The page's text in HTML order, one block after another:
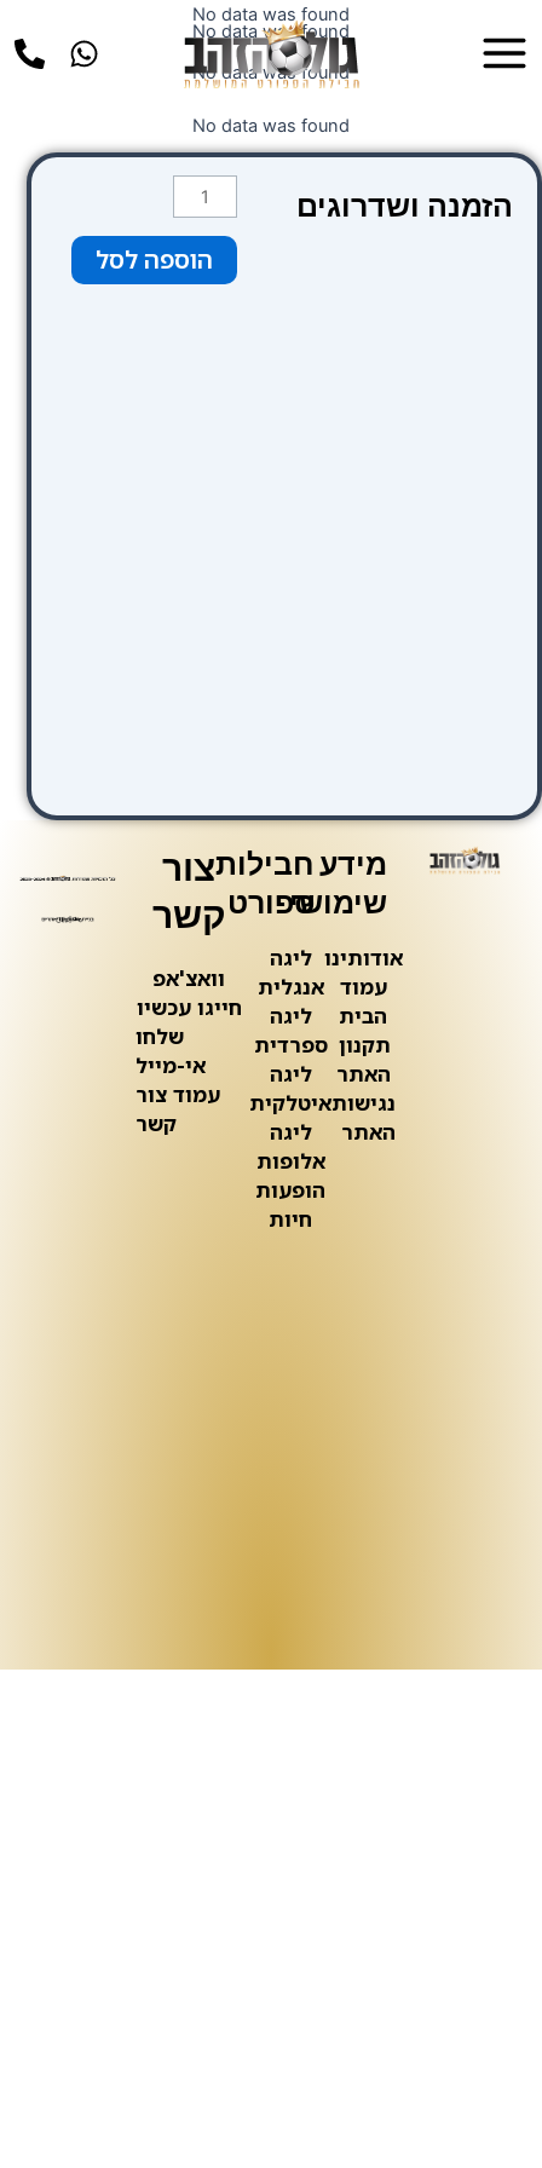
לתוכן
Menu
No data was found
No data was found
No data was found
No data was found
הזמנה ושדרוגים
כמות
של
חום הוספה לסל
מידע
שימושי
אודותינו
עמוד
הבית
תקנון
האתר
נגישות
האתר
חבילות
ספורט
ליגה
אנגלית
ליגה
ספרדית
ליגה
איטלקית
ליגה
אלופות
הופעות
חיות
צור
קשר
וואצ'אפ
חייגו עכשיו
שלחו
אי-מייל
עמוד צור
קשר